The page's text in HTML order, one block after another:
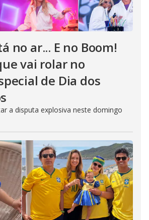
no ar... E no Boom!
vai rolar no
de Dia dos
a disputa explosiva neste domingo